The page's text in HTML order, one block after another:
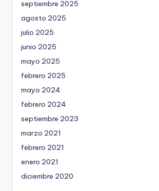
septiembre 2025
agosto 2025
julio 2025
junio 2025
mayo 2025
febrero 2025
mayo 2024
febrero 2024
septiembre 2023
marzo 2021
febrero 2021
enero 2021
diciembre 2020